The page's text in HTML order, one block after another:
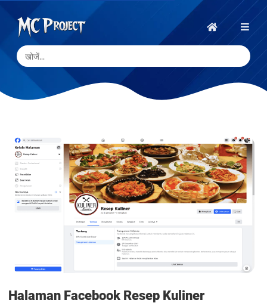
होम
Halaman Facebook Resep Kuliner
Project
Official
Store
डिजिटल
स्टोर
और
फ्रीलांस
सेवाएँ